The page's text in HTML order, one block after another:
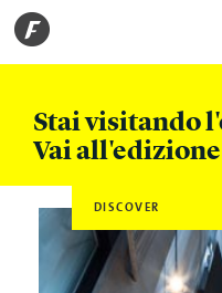
Stai visitando
Vai
DISCOVER